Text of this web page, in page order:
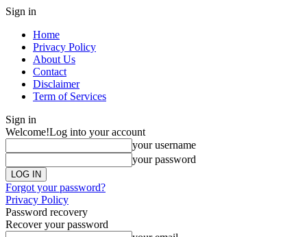
Sign in
Home
Privacy Policy
About Us
Contact
Disclaimer
Term of Services
Sign in
Welcome!Log into your account
your username
your password
Forgot your password?
Privacy Policy
Password recovery
Recover your password